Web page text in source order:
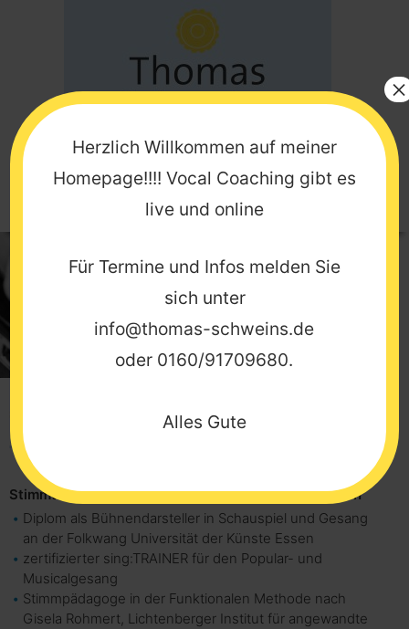
Menü
Stimmtrainer für Gesang, Sprechen und Präsentation
Diplom als Bühnendarsteller in Schauspiel und Gesang
an der Folkwang Universität der Künste Essen
zertifizierter sing:TRAINER für den Popular- und
Musicalgesang
Stimmpädagoge in der Funktionalen Methode nach
Gisela Rohmert, Lichtenberger Institut für angewandte
Herzlich Willkommen auf meiner
Homepage!!!! Vocal Coaching gibt es
live und online
Für Termine und Infos melden Sie
sich unter
info@thomas-schweins.de
oder 0160/91709680.
Alles Gute
×